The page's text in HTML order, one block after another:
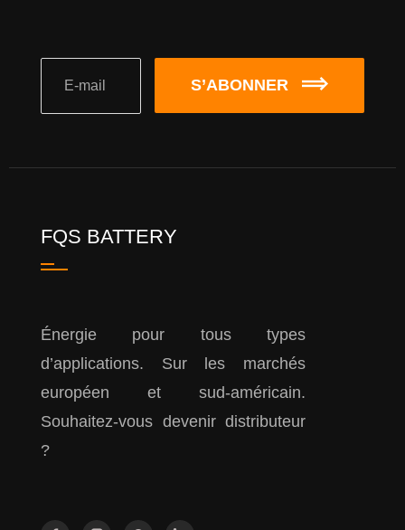
S’ABONNER
FQS BATTERY
Énergie pour tous types
d’applications. Sur les marchés
européen et sud-américain.
Souhaitez-vous devenir distributeur
?